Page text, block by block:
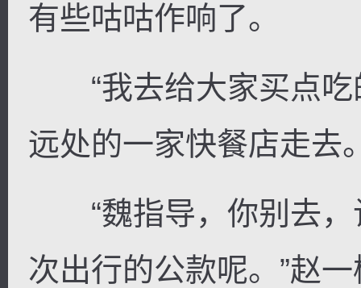
有些咕咕作响了。
“我去给大家买点吃
远处的一家快餐店走去
“魏指导，你别去，
次出行的公款呢。”赵